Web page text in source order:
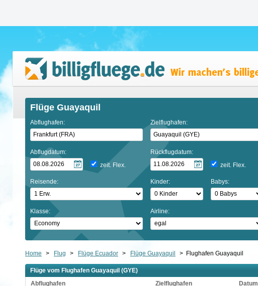
Flüge Guayaquil
Abflughafen: Zielflughafen:
Abflugdatum:
zeit. Flex.
Rückflugdatum:
zeit. Flex.
Reisende: Kinder: Babys:
Klasse: Airline:
Home > Flug > Flüge Ecuador > Flüge Guayaquil > Flughafen Guayaquil
Flüge vom Flughafen Guayaquil (GYE)
Abflughafen
Zielflughafen Datum